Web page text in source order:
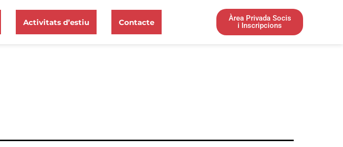
Activitats d’estiu Contacte
Àrea Privada Socis
i Inscripcions